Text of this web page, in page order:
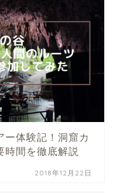
ー体験記！洞窟カ
時間を徹底解説
2018年12月22日